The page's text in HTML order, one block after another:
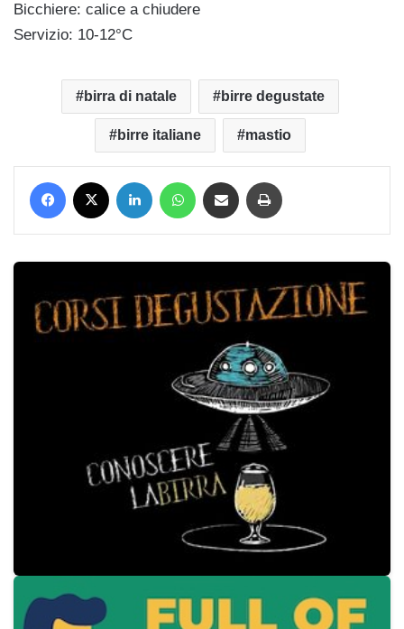
Bicchiere: calice a chiudere
Servizio: 10-12°C
birra di natale birre degustate
birre italiane mastio
Facebook LinkedIn WhatsApp Condividi via mail